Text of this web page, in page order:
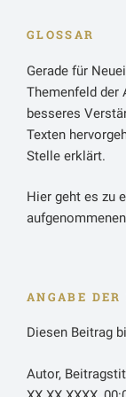
das Ableben
vorher
an. Dabei ist
Verträgen
dennoch
wohl in der
Maximus.
Geiserich sah
kaiserliche
Augen
GLOSSAR
Gerade für
Themenfeld der
besseres
Texten
Stelle erklärt.
Hier geht es zu
ANGABE
Diesen Beitrag
Autor,